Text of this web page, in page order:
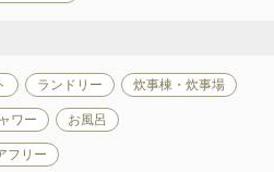
ランドリー 炊事棟・炊事場
ワー お風呂
フリー